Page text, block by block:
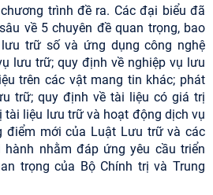
trình đề ra. Các đại biểu đã
về 5 chuyên đề quan trọng, bao
trữ số và ứng dụng công nghệ
lưu trữ; quy định về nghiệp vụ lưu
trên các vật mang tin khác; phát
trữ; quy định về tài liệu có giá trị
tài liệu lưu trữ và hoạt động dịch vụ
điểm mới của Luật Lưu trữ và các
nhằm đáp ứng yêu cầu triển
trọng của Bộ Chính trị và Trung